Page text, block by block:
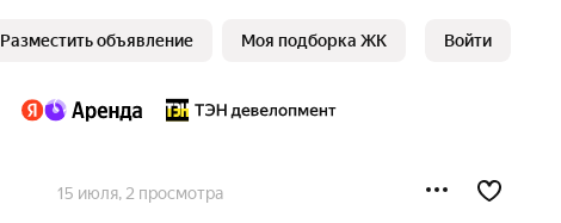
Разместить объявление Моя подборка ЖК Войти
15 июля, 2 просмотра